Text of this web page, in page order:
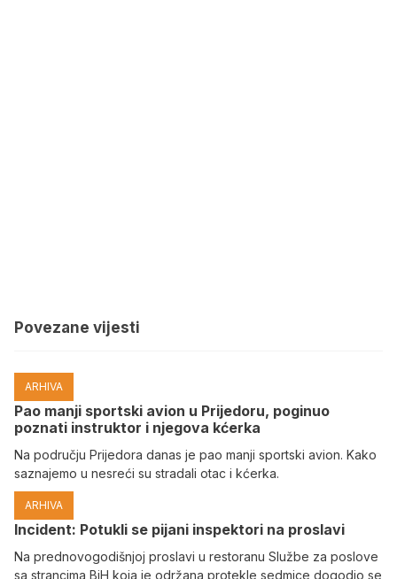
Povezane vijesti
ARHIVA
Pao manji sportski avion u Prijedoru, poginuo
poznati instruktor i njegova kćerka
Na području Prijedora danas je pao manji sportski avion. Kako
saznajemo u nesreći su stradali otac i kćerka.
ARHIVA
Incident: Potukli se pijani inspektori na proslavi
Na prednovogodišnjoj proslavi u restoranu Službe za poslove
sa strancima BiH koja je održana protekle sedmice dogodio se